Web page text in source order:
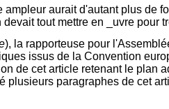
ampleur aurait d'autant plus de
tout mettre en _uvre pour
), la rapporteuse pour
issus de la Convention
de cet article retenant le plan
paragraphes de cet